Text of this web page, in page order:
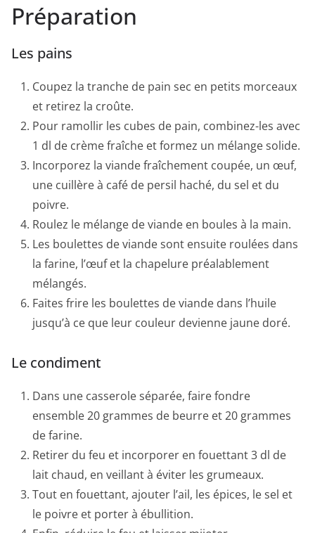
Préparation
Les pains
Coupez la tranche de pain sec en petits morceaux
et retirez la croûte.
Pour ramollir les cubes de pain, combinez-les avec
1 dl de crème fraîche et formez un mélange solide.
Incorporez la viande fraîchement coupée, un œuf,
une cuillère à café de persil haché, du sel et du
poivre.
Roulez le mélange de viande en boules à la main.
Les boulettes de viande sont ensuite roulées dans
la farine, l’œuf et la chapelure préalablement
mélangés.
Faites frire les boulettes de viande dans l’huile
jusqu’à ce que leur couleur devienne jaune doré.
Le condiment
Dans une casserole séparée, faire fondre
ensemble 20 grammes de beurre et 20 grammes
de farine.
Retirer du feu et incorporer en fouettant 3 dl de
lait chaud, en veillant à éviter les grumeaux.
Tout en fouettant, ajouter l’ail, les épices, le sel et
le poivre et porter à ébullition.